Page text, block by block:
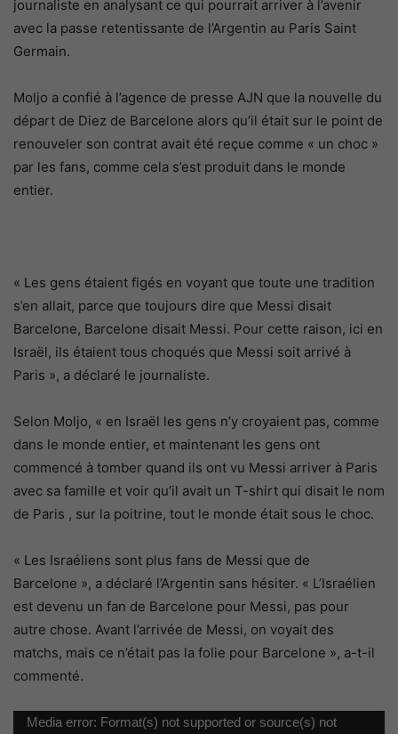
journaliste en analysant ce qui pourrait arriver à l’avenir
avec la passe retentissante de l’Argentin au Paris Saint
Germain.
Moljo a confié à l’agence de presse AJN que la nouvelle du
départ de Diez de Barcelone alors qu’il était sur le point de
renouveler son contrat avait été reçue comme « un choc »
par les fans, comme cela s’est produit dans le monde
entier.
« Les gens étaient figés en voyant que toute une tradition
s’en allait, parce que toujours dire que Messi disait
Barcelone, Barcelone disait Messi. Pour cette raison, ici en
Israël, ils étaient tous choqués que Messi soit arrivé à
Paris », a déclaré le journaliste.
Selon Moljo, « en Israël les gens n’y croyaient pas, comme
dans le monde entier, et maintenant les gens ont
commencé à tomber quand ils ont vu Messi arriver à Paris
avec sa famille et voir qu’il avait un T-shirt qui disait le nom
de Paris , sur la poitrine, tout le monde était sous le choc.
« Les Israéliens sont plus fans de Messi que de
Barcelone », a déclaré l’Argentin sans hésiter. « L’Israélien
est devenu un fan de Barcelone pour Messi, pas pour
autre chose. Avant l’arrivée de Messi, on voyait des
matchs, mais ce n’était pas la folie pour Barcelone », a-t-il
commenté.
Lecteur
Media error: Format(s) not supported or source(s) not